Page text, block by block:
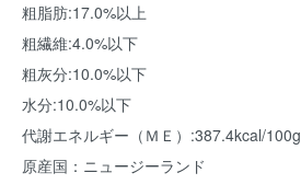
粗脂肪:17.0%以上
粗繊維:4.0%以下
粗灰分:10.0%以下
水分:10.0%以下
代謝エネルギー（ＭＥ）:387.4kcal/100g
原産国：ニュージーランド